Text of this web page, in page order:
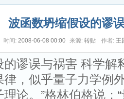
波函数坍缩假设的谬
时间: 2008-06-08 00:00 来源: 转贴 作者: 王
的谬误与祸害 科学解
，似乎量子力学例
论。”格林伯格说：